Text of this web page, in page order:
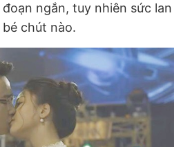
ngắn, tuy nhiên sức lan
chút nào.